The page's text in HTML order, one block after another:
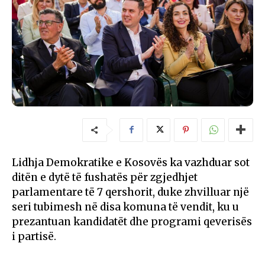
Lidhja Demokratike e Kosovës ka vazhduar sot
ditën e dytë të fushatës për zgjedhjet
parlamentare të 7 qershorit, duke zhvilluar një
seri tubimesh në disa komuna të vendit, ku u
prezantuan kandidatët dhe programi qeverisës
i partisë.